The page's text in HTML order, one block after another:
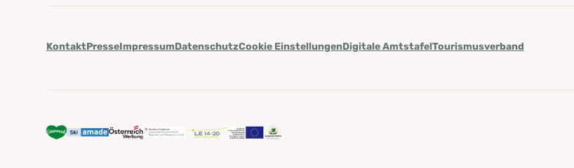
KontaktPresseImpressumDatenschutzCookie EinstellungenDigitale AmtstafelTourismusverband